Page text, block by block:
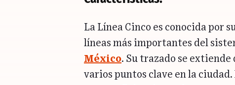
La Línea Cinco es conocida por
líneas más importantes del
México. Su trazado se
varios puntos clave en la